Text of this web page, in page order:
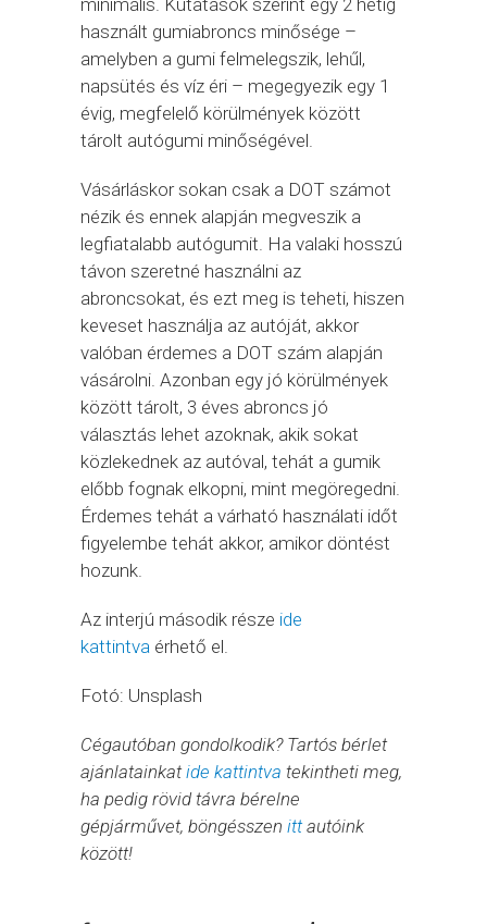
használt gumiabroncs minősége –
amelyben a gumi felmelegszik, lehűl,
napsütés és víz éri – megegyezik egy 1
évig, megfelelő körülmények között
tárolt autógumi minőségével.
Vásárláskor sokan csak a DOT számot
nézik és ennek alapján megveszik a
legfiatalabb autógumit. Ha valaki hosszú
távon szeretné használni az
abroncsokat, és ezt meg is teheti, hiszen
keveset használja az autóját, akkor
valóban érdemes a DOT szám alapján
vásárolni. Azonban egy jó körülmények
között tárolt, 3 éves abroncs jó
választás lehet azoknak, akik sokat
közlekednek az autóval, tehát a gumik
előbb fognak elkopni, mint megöregedni.
Érdemes tehát a várható használati időt
figyelembe tehát akkor, amikor döntést
hozunk.
Az interjú második része ide
kattintva érhető el.
Fotó: Unsplash
Cégautóban gondolkodik? Tartós bérlet
ajánlatainkatide kattintva tekintheti meg,
ha pedig rövid távra bérelne
gépjárművet, böngésszen ittautóink
között!